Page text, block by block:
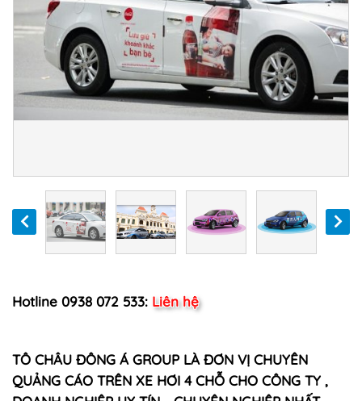
Hotline 0938 072 533: Liên hệ
TÔ CHÂU ĐÔNG Á GROUP LÀ ĐƠN VỊ CHUYÊN
QUẢNG CÁO TRÊN XE HƠI 4 CHỖ CHO CÔNG TY ,